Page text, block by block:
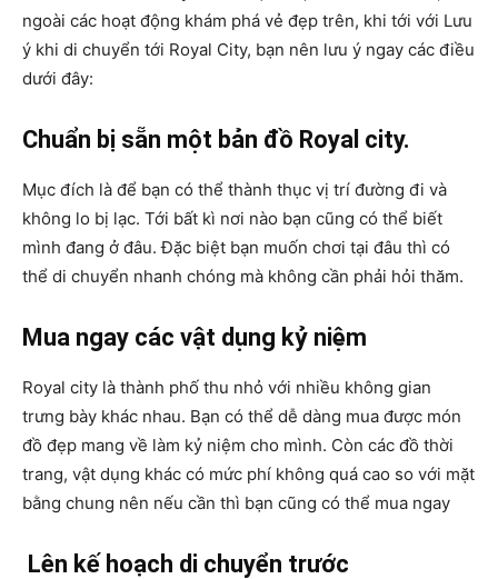
ngoài các hoạt động khám phá vẻ đẹp trên, khi tới với Lưu
ý khi di chuyển tới Royal City, bạn nên lưu ý ngay các điều
dưới đây:
Chuẩn bị sẵn một bản đồ Royal city.
Mục đích là để bạn có thể thành thục vị trí đường đi và
không lo bị lạc. Tới bất kì nơi nào bạn cũng có thể biết
mình đang ở đâu. Đặc biệt bạn muốn chơi tại đâu thì có
thể di chuyển nhanh chóng mà không cần phải hỏi thăm.
Mua ngay các vật dụng kỷ niệm
Royal city là thành phố thu nhỏ với nhiều không gian
trưng bày khác nhau. Bạn có thể dễ dàng mua được món
đồ đẹp mang về làm kỷ niệm cho mình. Còn các đồ thời
trang, vật dụng khác có mức phí không quá cao so với mặt
bằng chung nên nếu cần thì bạn cũng có thể mua ngay
Lên kế hoạch di chuyển trước